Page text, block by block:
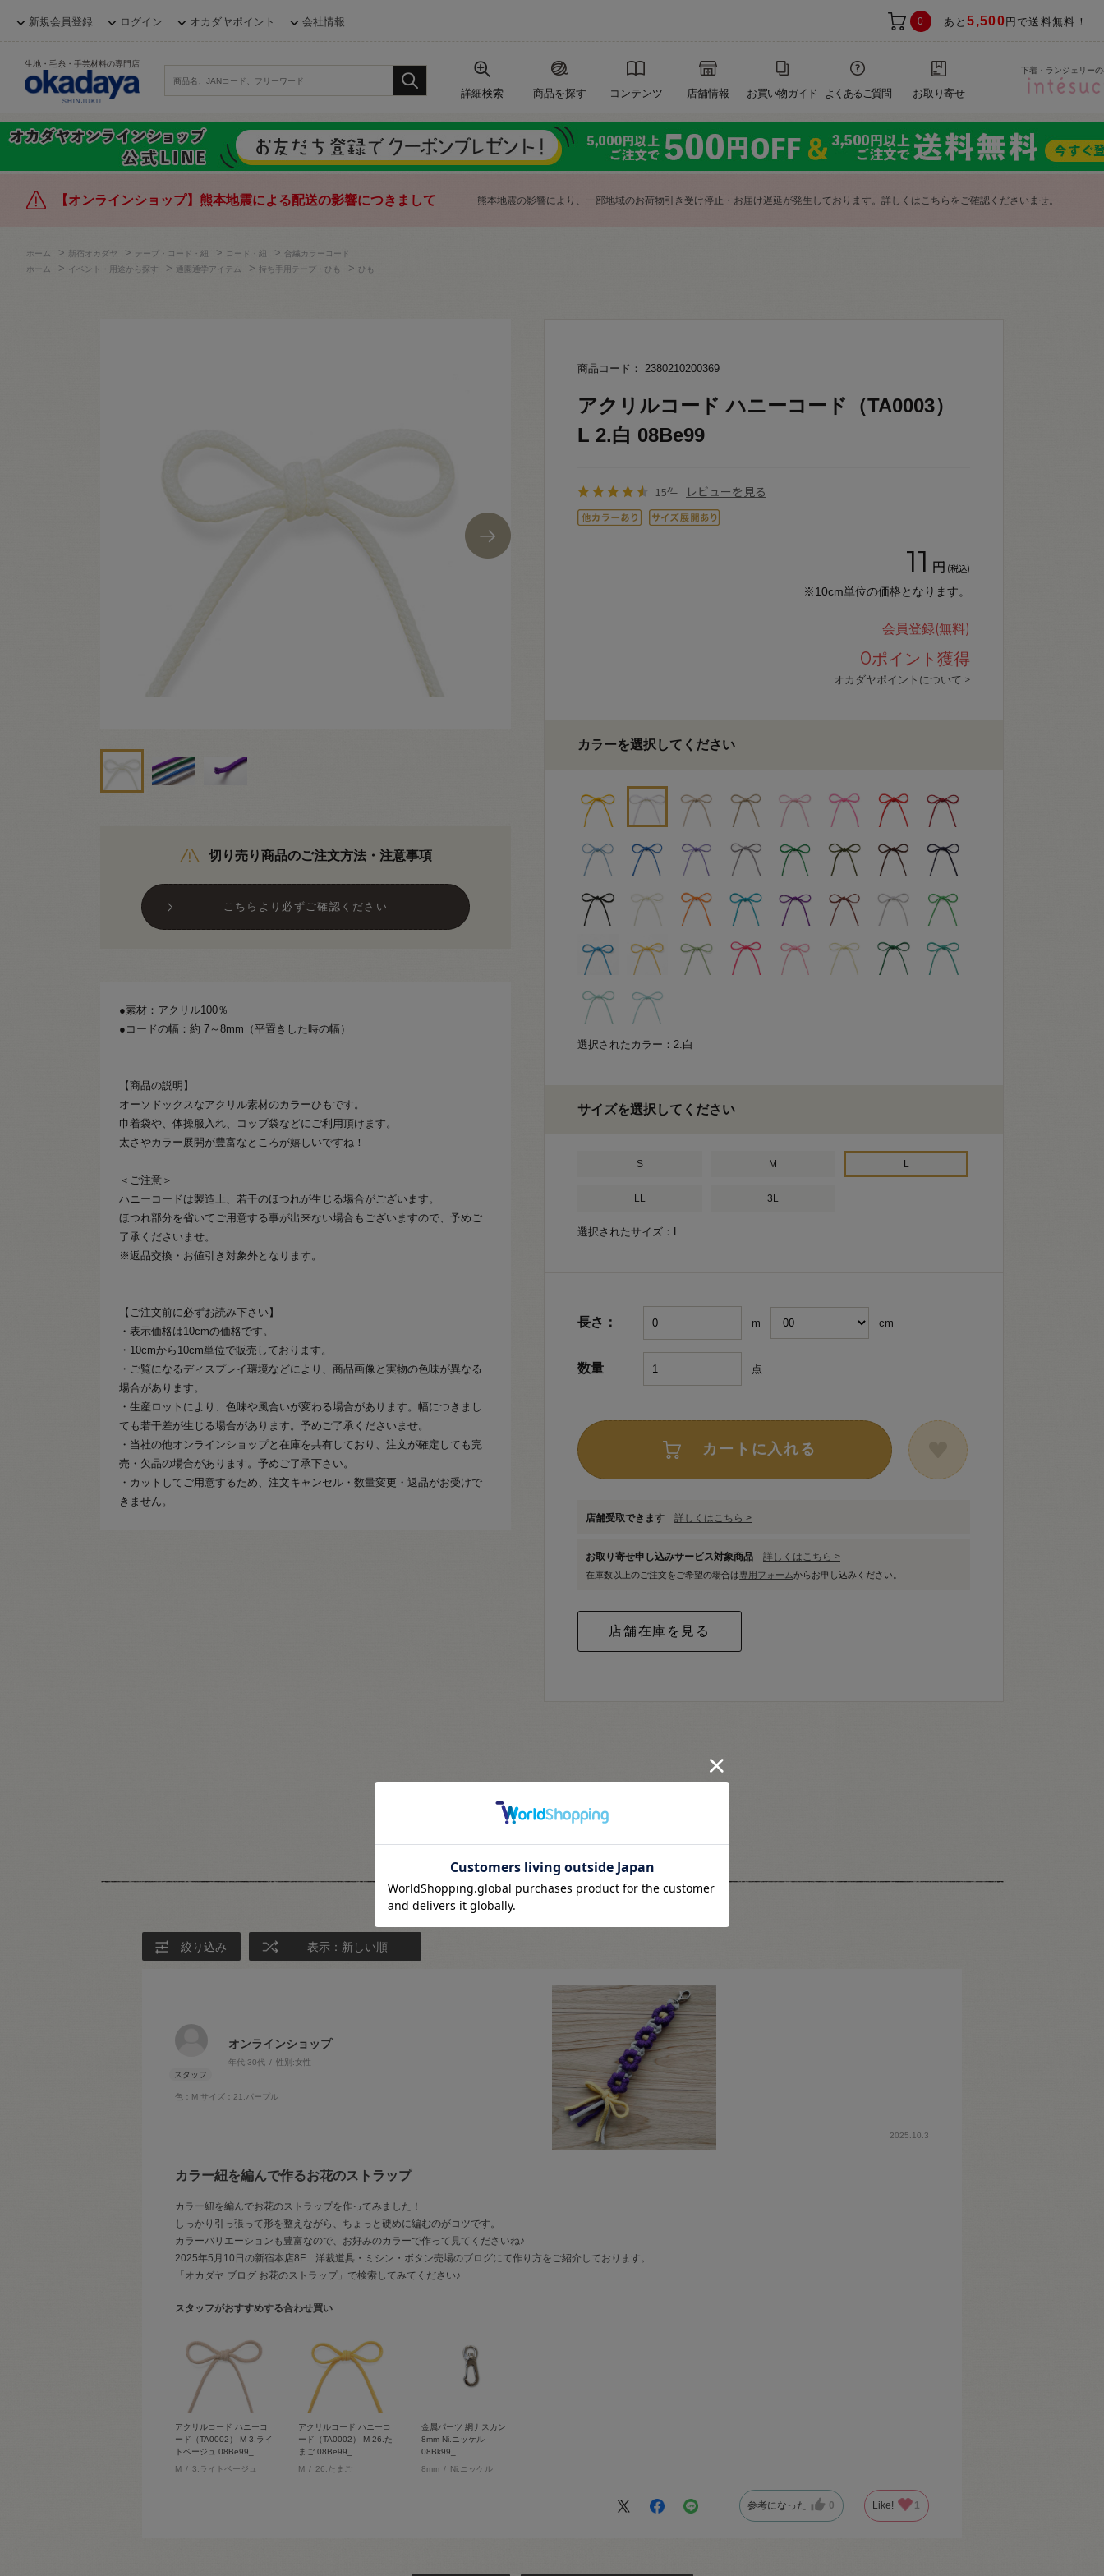
新規会員登録 ログイン オカダヤポイント 会社情報 0 あと5,500 円で送料無料！
生地・毛糸・手芸材料の専門店
詳細検索 商品を探す コンテンツ 店舗情報 お買い物ガイド よくあるご質問 お取り寄せ
下着・ランジェリー
【オンラインショップ】熊本地震による配送の影響につきまして 熊本地震の影響により、一部地域のお荷物引き受け停止・お届け遅延が発生しております。詳しくはこちら をご確認くださいませ。
ホーム > 新宿オカダヤ > テープ・コード・紐 > コード・紐 > 合繊カラーコード
ホーム
> イベント・用途から探す > 通園通学アイテム > 持ち手用テープ・ひも > ひも
切り売り商品のご注文方法・注意事項
こちらより必ずご確認ください
●素材：アクリル100％
●コードの幅：約 7～8mm（平置きした時の幅）
【商品の説明】
オーソドックスなアクリル素材のカラーひもです。
巾着袋や、体操服入れ、コップ袋などにご利用頂けます。
太さやカラー展開が豊富なところが嬉しいですね！
＜ご注意＞
ハニーコードは製造上、若干のほつれが生じる場合がございます。
ほつれ部分を省いてご用意する事が出来ない場合もございますので、予めご
了承くださいませ。
※返品交換・お値引き対象外となります。
【ご注文前に必ずお読み下さい】
・表示価格は10cmの価格です。
・10cmから10cm単位で販売しております。
・ご覧になるディスプレイ環境などにより、商品画像と実物の色味が異なる
場合があります。
・生産ロットにより、色味や風合いが変わる場合があります。幅につきまし
ても若干差が生じる場合があります。予めご了承くださいませ。
・当社の他オンラインショップと在庫を共有しており、注文が確定しても完
売・欠品の場合があります。予めご了承下さい。
・カットしてご用意するため、注文キャンセル・数量変更・返品がお受けで
きません。
商品コード： 2380210200369
アクリルコード ハニーコード（TA0003）
L 2.白 08Be99_
15件 レビューを見る
11 円 (税込)
※10cm単位の価格となります。
会員登録(無料)
0ポイント獲得
オカダヤポイントについて >
カラーを選択してください
選択されたカラー：2.白
サイズを選択してください
S M L
LL 3L
選択されたサイズ：L
長さ： m cm
数量 点
カートに入れる
店舗受取できます 詳しくはこちら >
お取り寄せ申し込みサービス対象商品 詳しくはこちら >
在庫数以上のご注文をご希望の場合は専用フォームからお申し込みください。
スタッフレビュー
絞り込み 表示：新しい順
オンラインショップ
年代:30代 性別:女性
色：M サイズ：21.パープル
2025.10.3
カラー紐を編んで作るお花のストラップ
カラー紐を編んでお花のストラップを作ってみました！
しっかり引っ張って形を整えながら、ちょっと硬めに編むのがコツです。
カラーバリエーションも豊富なので、お好みのカラーで作って見てくださいね♪
2025年5月10日の新宿本店8F 洋裁道具・ミシン・ボタン売場のブログにて作り方をご紹介しております。
「オカダヤ ブログ お花のストラップ」で検索してみてください♪
スタッフがおすすめする合わせ買い
アクリルコード ハニーコ
ード（TA0002） M 3.ライ
トベージュ 08Be99_
M
3.ライトベージュ
アクリルコード ハニーコ
ード（TA0002） M 26.た
まご 08Be99_
M
26.たまご
金属パーツ 網ナスカン
8mm Ni.ニッケル
08Bk99_
8mm
Ni.ニッケル
参考になった 0 Like! 1